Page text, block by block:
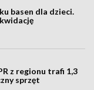
basen dla dzieci.
z regionu trafi 1,3
sprzęt